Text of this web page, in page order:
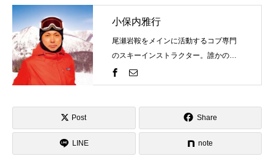
小保内雅行
尾瀬岩鞍をメインに活動するコブ専門
のスキーインストラクター。誰かの評
価を気にするものではなく自分の世界
観を表現するのがスキーそしてコブ。
て、自分のコブスタイルを見つけませ
んか？ゲレンデで見かけたらお気軽に
Post Share
LINE note